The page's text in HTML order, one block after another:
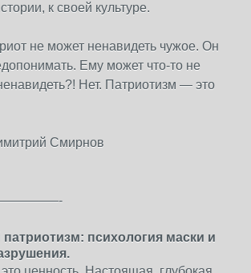
к своей культуре.
не может ненавидеть чужое. Он
Ему может что-то не
Нет. Патриотизм — это
Смирнов
психология маски и